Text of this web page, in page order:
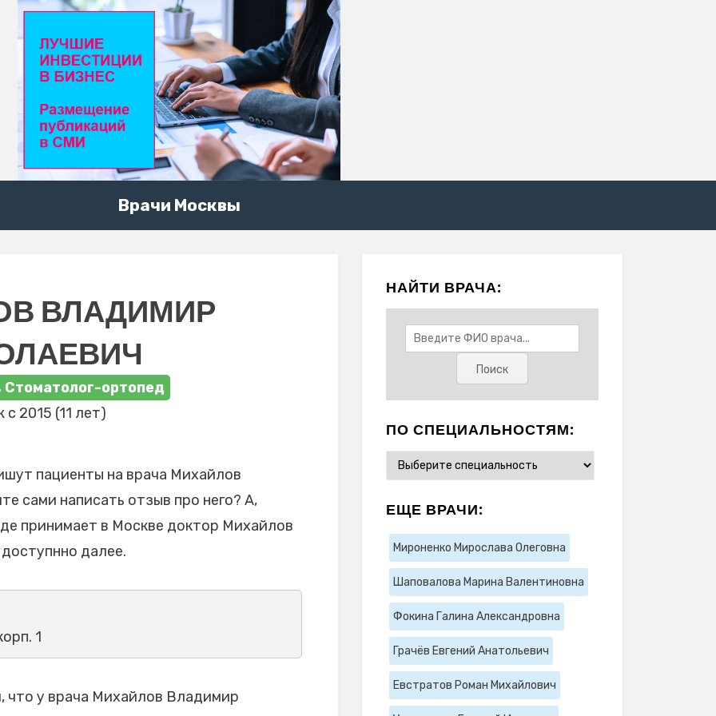
Врачи Москвы
ВЛАДИМИР
Стоматолог-ортопед
2015 (11 лет)
пациенты на врача Михайлов
сами написать отзыв про него? А,
принимает в Москве доктор Михайлов
далее.
1
у врача Михайлов Владимир
НАЙТИ ВРАЧА:
ПО СПЕЦИАЛЬНОСТЯМ:
ЕЩЕ ВРАЧИ:
Мироненко Мирослава Олеговна
Шаповалова Марина Валентиновна
Фокина Галина Александровна
Грачёв Евгений Анатольевич
Евстратов Роман Михайлович